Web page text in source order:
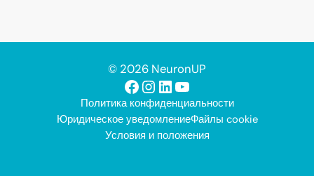
© 2026 NeuronUP
Facebook
Instagram
LinkedIn
YouTube
Политика конфиденциальности
Юридическое уведомлениеФайлы cookie
Условия и положения